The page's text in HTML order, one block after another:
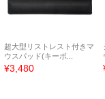
超大型リストレスト付きマ
ウスパッド(キーボ...
¥3,480